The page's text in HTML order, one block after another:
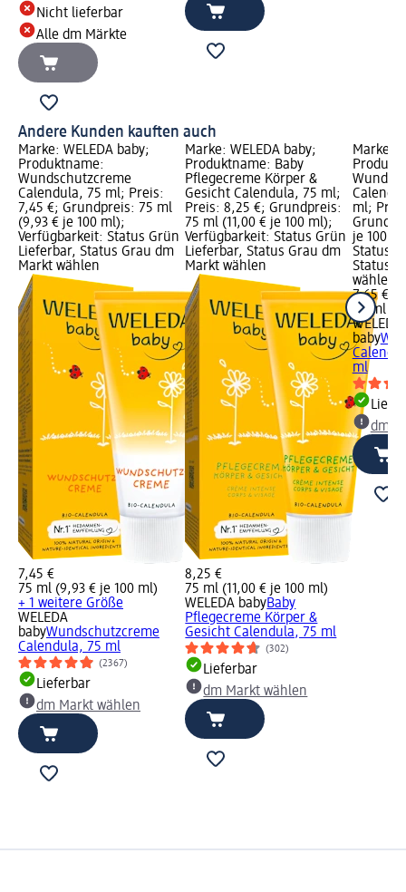
Nicht lieferbar
Alle dm Märkte
Andere Kunden kauften auch
Marke: WELEDA baby;
Produktname:
Wundschutzcreme
Calendula, 75 ml; Preis:
7,45 €; Grundpreis: 75 ml
(9,93 € je 100 ml);
Verfügbarkeit: Status Grün
Lieferbar, Status Grau dm
Markt wählen
7,45 €
75 ml (9,93 € je 100 ml)
+ 1 weitere Größe
WELEDA
babyWundschutzcreme
Calendula, 75 ml
(2367)
Lieferbar
dm Markt wählen
Marke: WELEDA baby;
Produktname: Baby
Pflegecreme Körper &
Gesicht Calendula, 75 ml;
Preis: 8,25 €; Grundpreis:
75 ml (11,00 € je 100 ml);
Verfügbarkeit: Status Grün
Lieferbar, Status Grau dm
Markt wählen
8,25 €
75 ml (11,00 € je 100 ml)
WELEDA babyBaby
Pflegecreme Körper &
Gesicht Calendula, 75 ml
(302)
Lieferbar
dm Markt wählen
Marke:
ml;
je 100
Status
Status
wählen
7,65 €
75 ml
WELEDA
baby
ml
dm